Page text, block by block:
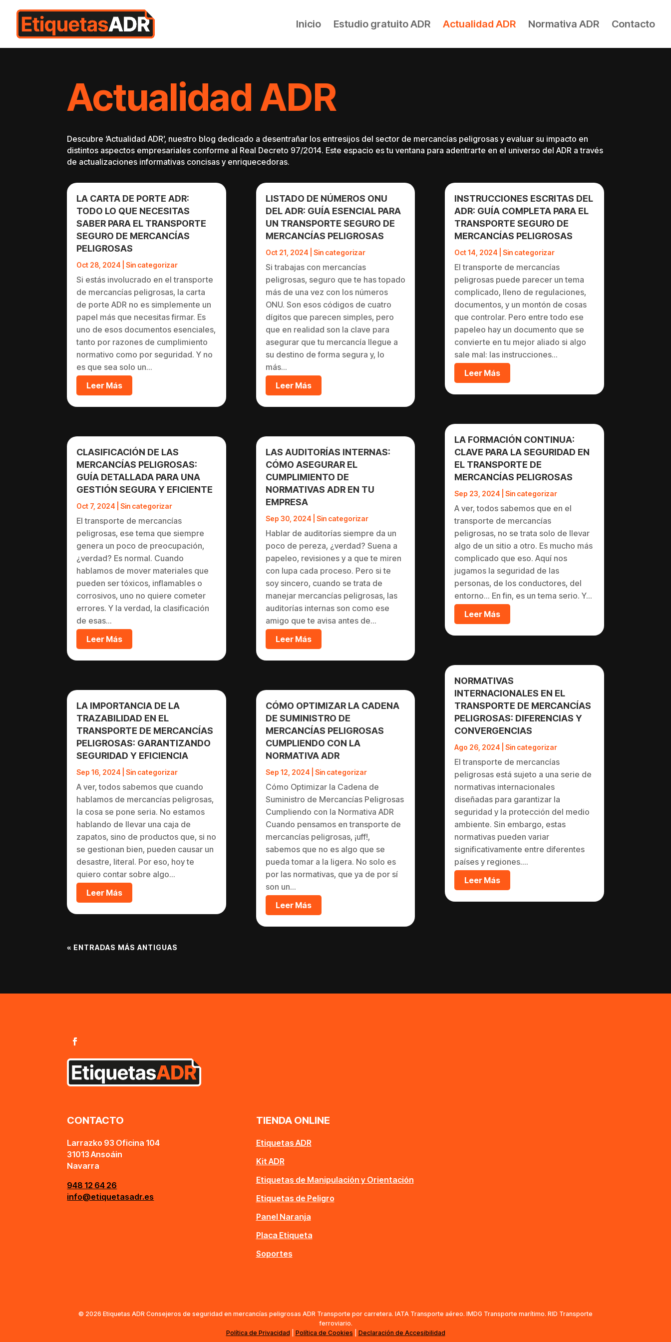
Inicio Estudio gratuito ADR Actualidad ADR Normativa ADR Contacto
Actualidad ADR
Descubre ‘Actualidad ADR’, nuestro blog dedicado a desentrañar los entresijos del sector de mercancías peligrosas y evaluar su impacto en
distintos aspectos empresariales conforme al Real Decreto 97/2014. Este espacio es tu ventana para adentrarte en el universo del ADR a través
de actualizaciones informativas concisas y enriquecedoras.
LA CARTA DE PORTE ADR:
TODO LO QUE NECESITAS
SABER PARA EL TRANSPORTE
SEGURO DE MERCANCÍAS
PELIGROSAS
Oct 28, 2024 |Sin categorizar
Si estás involucrado en el transporte
de mercancías peligrosas, la carta
de porte ADR no es simplemente un
papel más que necesitas firmar. Es
uno de esos documentos esenciales,
tanto por razones de cumplimiento
normativo como por seguridad. Y no
es que sea solo un...
Leer Más
CLASIFICACIÓN DE LAS
MERCANCÍAS PELIGROSAS:
GUÍA DETALLADA PARA UNA
GESTIÓN SEGURA Y EFICIENTE
Oct 7, 2024 |Sin categorizar
El transporte de mercancías
peligrosas, ese tema que siempre
genera un poco de preocupación,
¿verdad? Es normal. Cuando
hablamos de mover materiales que
pueden ser tóxicos, inflamables o
corrosivos, uno no quiere cometer
errores. Y la verdad, la clasificación
de esas...
Leer Más
LA IMPORTANCIA DE LA
TRAZABILIDAD EN EL
TRANSPORTE DE MERCANCÍAS
PELIGROSAS: GARANTIZANDO
SEGURIDAD Y EFICIENCIA
Sep 16, 2024 |Sin categorizar
A ver, todos sabemos que cuando
hablamos de mercancías peligrosas,
la cosa se pone seria. No estamos
hablando de llevar una caja de
zapatos, sino de productos que, si no
se gestionan bien, pueden causar un
desastre, literal. Por eso, hoy te
quiero contar sobre algo...
Leer Más
LISTADO DE NÚMEROS ONU
DEL ADR: GUÍA ESENCIAL PARA
UN TRANSPORTE SEGURO DE
MERCANCÍAS PELIGROSAS
Oct 21, 2024 Sin categorizar
Si trabajas con mercancías
peligrosas, seguro que te has topado
más de una vez con los números
ONU. Son esos códigos de cuatro
dígitos que parecen simples, pero
que en realidad son la clave para
asegurar que tu mercancía llegue a
su destino de forma segura y, lo
más...
Leer Más
LAS AUDITORÍAS INTERNAS:
CÓMO ASEGURAR EL
CUMPLIMIENTO DE
NORMATIVAS ADR EN TU
EMPRESA
Sep 30, 2024 Sin categorizar
Hablar de auditorías siempre da un
poco de pereza, ¿verdad? Suena a
papeleo, revisiones y a que te miren
con lupa cada proceso. Pero si te
soy sincero, cuando se trata de
manejar mercancías peligrosas, las
auditorías internas son como ese
amigo que te avisa antes de...
Leer Más
CÓMO OPTIMIZAR LA CADENA
DE SUMINISTRO DE
MERCANCÍAS PELIGROSAS
CUMPLIENDO CON LA
NORMATIVA ADR
Sep 12, 2024 Sin categorizar
Cómo Optimizar la Cadena de
Suministro de Mercancías Peligrosas
Cumpliendo con la Normativa ADR
Cuando pensamos en transporte de
mercancías peligrosas, ¡uff!,
sabemos que no es algo que se
pueda tomar a la ligera. No solo es
por las normativas, que ya de por sí
son un...
Leer Más
INSTRUCCIONES ESCRITAS DEL
ADR: GUÍA COMPLETA PARA EL
TRANSPORTE SEGURO DE
MERCANCÍAS PELIGROSAS
Oct 14, 2024 Sin categorizar
El transporte de mercancías
peligrosas puede parecer un tema
complicado, lleno de regulaciones,
documentos, y un montón de cosas
que controlar. Pero entre todo ese
papeleo hay un documento que se
convierte en tu mejor aliado si algo
sale mal: las instrucciones...
Leer Más
LA FORMACIÓN CONTINUA:
CLAVE PARA LA SEGURIDAD EN
EL TRANSPORTE DE
MERCANCÍAS PELIGROSAS
Sep 23, 2024 Sin categorizar
A ver, todos sabemos que en el
transporte de mercancías
peligrosas, no se trata solo de llevar
algo de un sitio a otro. Es mucho más
complicado que eso. Aquí nos
jugamos la seguridad de las
personas, de los conductores, del
entorno... En fin, es un tema serio. Y...
Leer Más
NORMATIVAS
INTERNACIONALES EN EL
TRANSPORTE DE MERCANCÍAS
PELIGROSAS: DIFERENCIAS Y
CONVERGENCIAS
Ago 26, 2024 Sin categorizar
El transporte de mercancías
peligrosas está sujeto a una serie de
normativas internacionales
diseñadas para garantizar la
seguridad y la protección del medio
ambiente. Sin embargo, estas
normativas pueden variar
significativamente entre diferentes
países y regiones....
Leer Más
« ENTRADAS MÁS ANTIGUAS
CONTACTO
Larrazko 93 Oficina 104
31013 Ansoáin
Navarra
948 12 64 26
info@etiquetasadr.es
TIENDA ONLINE
Etiquetas ADR
Kit ADR
Etiquetas de Manipulación y Orientación
Etiquetas de Peligro
Panel Naranja
Placa Etiqueta
Soportes
© 2026 Etiquetas ADR Consejeros de seguridad en mercancías peligrosas ADR Transporte por carretera. IATA Transporte aéreo. IMDG Transporte marítimo. RID Transporte
ferroviario.
Política de Privacidad
Política de Cookies Declaración de Accesibilidad